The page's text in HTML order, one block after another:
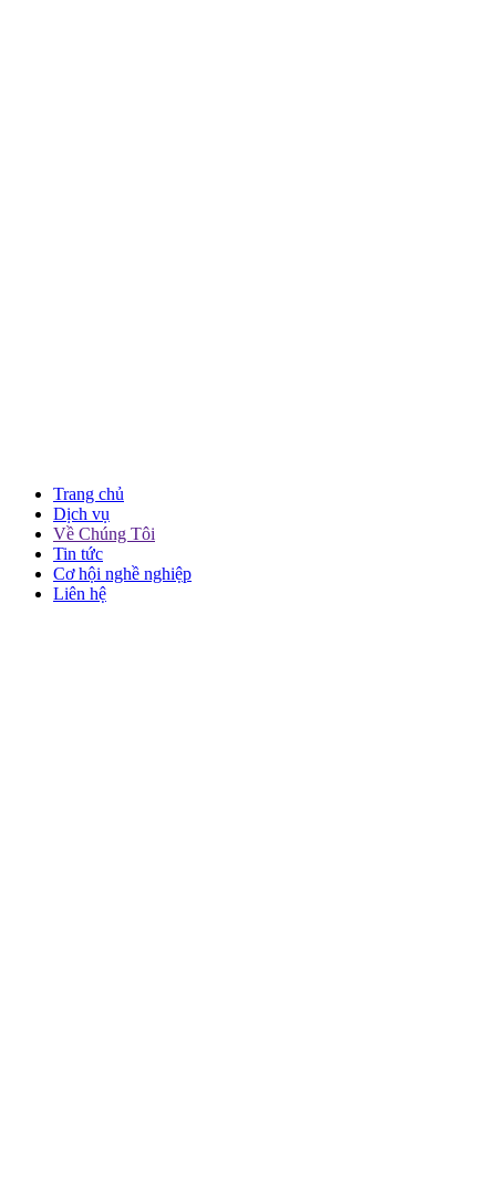
Trang chủ
Dịch vụ
Về Chúng Tôi
Tin tức
Cơ hội nghề nghiệp
Liên hệ